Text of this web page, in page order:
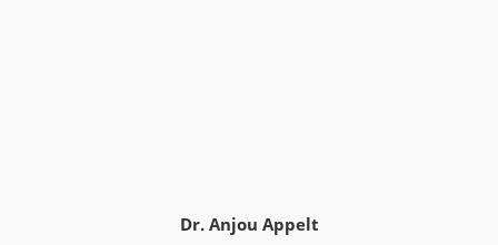
Dr. Anjou Appelt